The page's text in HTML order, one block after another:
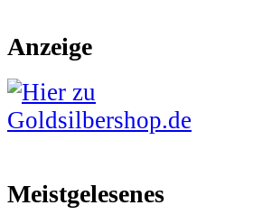
Anzeige
Meistgelesenes